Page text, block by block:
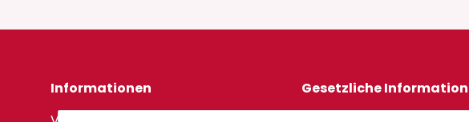
Informationen
Gesetzliche